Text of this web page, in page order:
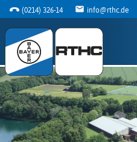
(0214) 326-14 info@rthc.de